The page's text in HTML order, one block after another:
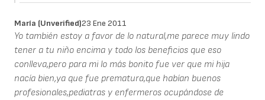
María (unverified)23 Ene 2011
Yo también estoy a favor de lo natural,me parece muy lindo
tener a tu niño encima y todo los beneficios que eso
conlleva,pero para mi lo más bonito fue ver que mi hija
nacía bien,ya que fue prematura,que habían buenos
profesionales,pediatras y enfermeros ocupándose de